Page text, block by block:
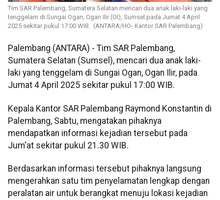
Tim SAR Palembang, Sumatera Selatan mencari dua anak laki-laki yang
tenggelam di Sungai Ogan, Ogan Ilir (OI), Sumsel pada Jumat 4 April
2025 sekitar pukul 17:00 WIB. (ANTARA/HO- Kantor SAR Palembang)
Palembang (ANTARA) - Tim SAR Palembang,
Sumatera Selatan (Sumsel), mencari dua anak laki-
laki yang tenggelam di Sungai Ogan, Ogan Ilir, pada
Jumat 4 April 2025 sekitar pukul 17:00 WIB.
Kepala Kantor SAR Palembang Raymond Konstantin di
Palembang, Sabtu, mengatakan pihaknya
mendapatkan informasi kejadian tersebut pada
Jum'at sekitar pukul 21.30 WIB.
Berdasarkan informasi tersebut pihaknya langsung
mengerahkan satu tim penyelamatan lengkap dengan
peralatan air untuk berangkat menuju lokasi kejadian